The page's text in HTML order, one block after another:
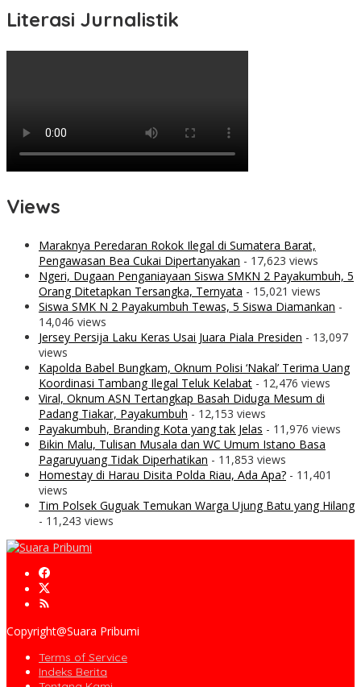
Literasi Jurnalistik
Views
Maraknya Peredaran Rokok Ilegal di Sumatera Barat,
Pengawasan Bea Cukai Dipertanyakan - 17,623 views
Ngeri, Dugaan Penganiayaan Siswa SMKN 2 Payakumbuh, 5
Orang Ditetapkan Tersangka, Ternyata - 15,021 views
Siswa SMK N 2 Payakumbuh Tewas, 5 Siswa Diamankan -
14,046 views
Jersey Persija Laku Keras Usai Juara Piala Presiden - 13,097
views
Kapolda Babel Bungkam, Oknum Polisi ‘Nakal’ Terima Uang
Koordinasi Tambang Ilegal Teluk Kelabat - 12,476 views
Viral, Oknum ASN Tertangkap Basah Diduga Mesum di
Padang Tiakar, Payakumbuh - 12,153 views
Payakumbuh, Branding Kota yang tak Jelas - 11,976 views
Bikin Malu, Tulisan Musala dan WC Umum Istano Basa
Pagaruyuang Tidak Diperhatikan - 11,853 views
Homestay di Harau Disita Polda Riau, Ada Apa? - 11,401
views
Tim Polsek Guguak Temukan Warga Ujung Batu yang Hilang
- 11,243 views
Copyright@Suara Pribumi
Terms of Service
Indeks Berita